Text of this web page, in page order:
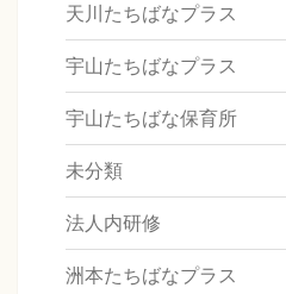
天川たちばなプラス
宇山たちばなプラス
宇山たちばな保育所
未分類
法人内研修
洲本たちばなプラス